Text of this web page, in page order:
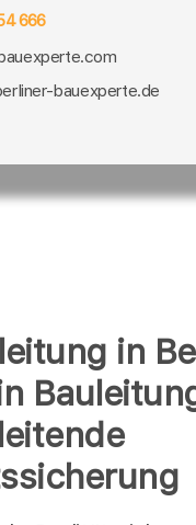
in
666
bauexperte.de